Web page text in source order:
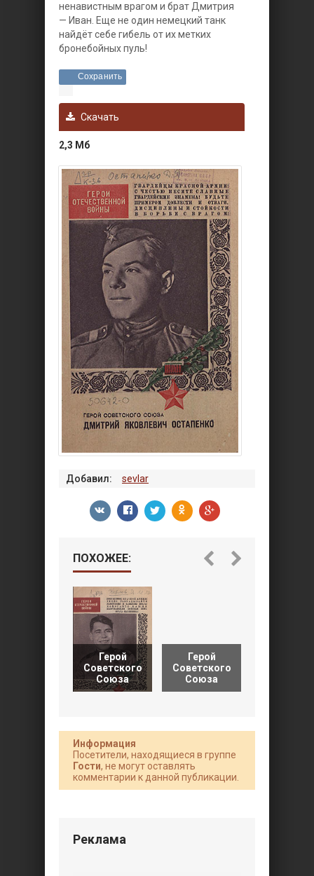
ненавистным врагом и брат Дмитрия
— Иван. Еще не один немецкий танк
найдёт себе гибель от их метких
бронебойных пуль!
Сохранить
Скачать
2,3 Мб
Добавил: sevlar
ПОХОЖЕЕ:
Герой
Советского
Союза
Герой
Советского
Союза
Информация
Посетители, находящиеся в группе
Гости, не могут оставлять
комментарии к данной публикации.
Реклама